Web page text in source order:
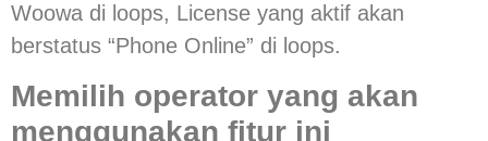
Woowa di loops, License yang aktif akan
berstatus “Phone Online” di loops.
Memilih operator yang akan
menggunakan fitur ini